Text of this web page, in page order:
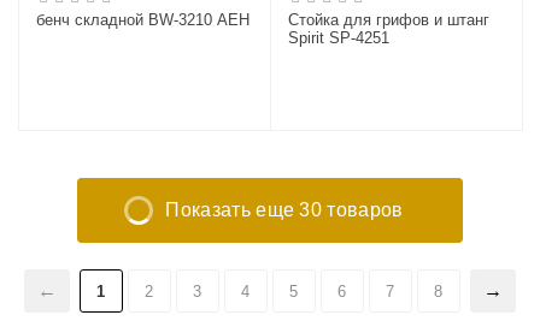
бенч складной BW-3210 АЕН
Стойка для грифов и штанг
Spirit SP-4251
Показать еще 30 товаров
1 2 3 4 5 6 7 8